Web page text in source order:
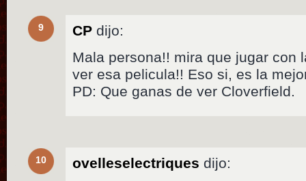
9 CP dijo:
Mala persona!! mira que jugar con
ver esa pelicula!! Eso si, es la
PD: Que ganas de ver Cloverfield.
10 ovelleselectriques dijo: